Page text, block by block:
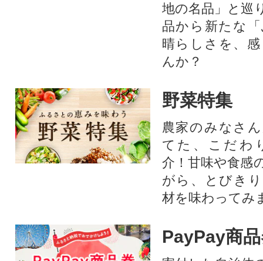
地の名品」と巡
品から新たな
晴らしさを、
んか？
野菜特集
農家のみなさ
てた、こだわ
介！甘味や食感
がら、とびき
材を味わってみ
PayPay商